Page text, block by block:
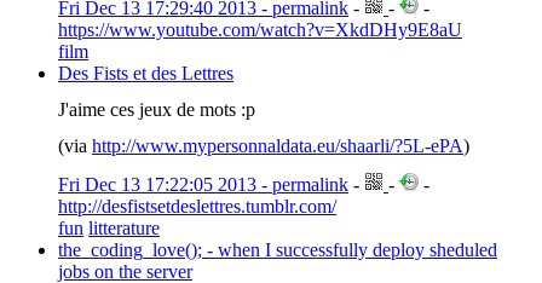
Fri Dec 13 17:29:40 2013 - permalink - -
-
https://www.youtube.com/watch?v=XkdDHy9E8aU
film
Des Fists et des Lettres
J'aime ces jeux de mots :p
(via http://www.mypersonnaldata.eu/shaarli/?5L-ePA)
Fri Dec 13 17:22:05 2013 - permalink - -
-
http://desfistsetdeslettres.tumblr.com/
fun litterature
the_coding_love(); - when I successfully deploy sheduled
jobs on the server